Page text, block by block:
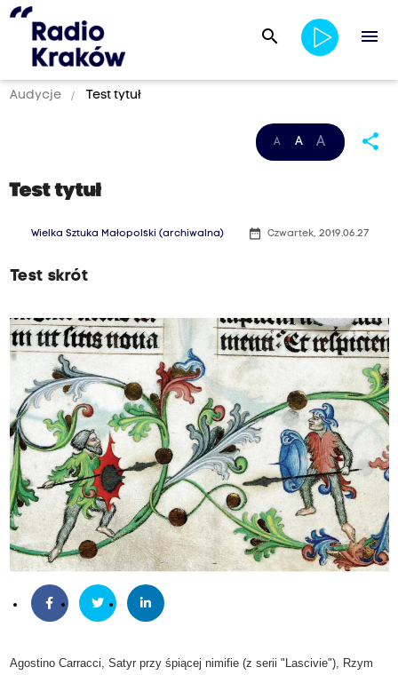
search menu
Audycje Test tytuł
A A A share
Test tytuł
Wielka Sztuka Małopolski (archiwalna) date_range Czwartek, 2019.06.27
Test skrót
Agostino Carracci, Satyr przy śpiącej nimifie (z serii "Lascivie"), Rzym